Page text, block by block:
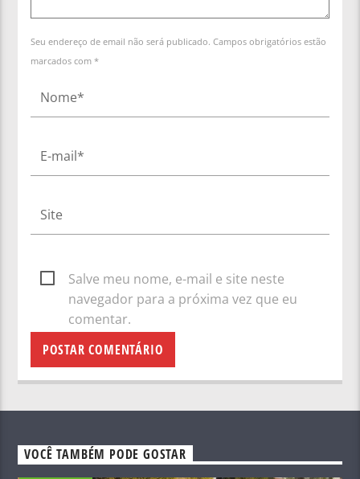
Seu endereço de email não será publicado. Campos obrigatórios estão
marcados com *
Salve meu nome, e-mail e site neste
navegador para a próxima vez que eu
comentar.
VOCÊ TAMBÉM PODE GOSTAR